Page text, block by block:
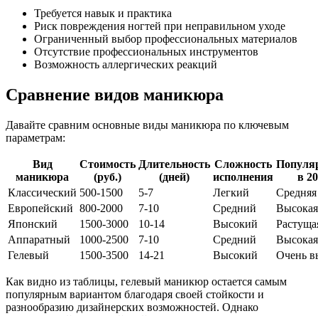
Требуется навык и практика
Риск повреждения ногтей при неправильном уходе
Ограниченный выбор профессиональных материалов
Отсутствие профессиональных инструментов
Возможность аллергических реакций
Сравнение видов маникюра
Давайте сравним основные виды маникюра по ключевым
параметрам:
Вид
маникюра
Стоимость
(руб.)
Длительность
(дней)
Сложность
исполнения
в
Классический 500-1500 5-7 Легкий
Средняя
Европейский 800-2000 7-10 Средний
Высокая
Японский
1500-3000 10-14 Высокий
Аппаратный
1000-2500 7-10 Средний
Высокая
Гелевый
1500-3500 14-21 Высокий Очень
Как видно из таблицы, гелевый маникюр остается самым
популярным вариантом благодаря своей стойкости и
разнообразию дизайнерских возможностей. Однако